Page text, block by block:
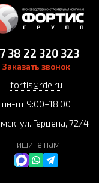
38 22 320 323
Заказать звонок
fortis@rde.ru
пн-пт 9:00–18:00
ул. Герцена, 72/4
пишите нам